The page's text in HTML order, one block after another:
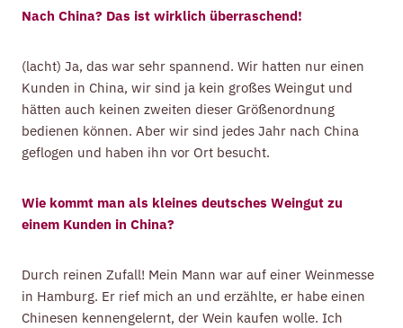
Nach China? Das ist wirklich überraschend!
(lacht) Ja, das war sehr spannend. Wir hatten nur einen
Kunden in China, wir sind ja kein großes Weingut und
hätten auch keinen zweiten dieser Größenordnung
bedienen können. Aber wir sind jedes Jahr nach China
geflogen und haben ihn vor Ort besucht.
Wie kommt man als kleines deutsches Weingut zu
einem Kunden in China?
Durch reinen Zufall! Mein Mann war auf einer Weinmesse
in Hamburg. Er rief mich an und erzählte, er habe einen
Chinesen kennengelernt, der Wein kaufen wolle. Ich